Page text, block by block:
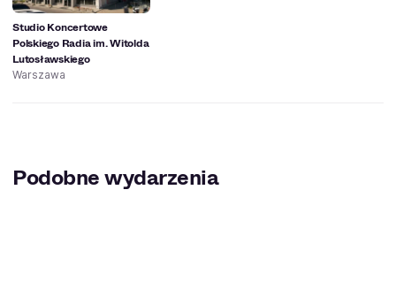
Studio Koncertowe
Polskiego Radia im. Witolda
Lutosławskiego
Warszawa
Podobne wydarzenia